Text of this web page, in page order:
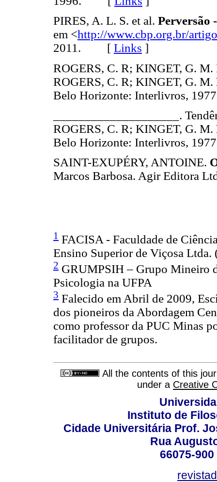
PIRES, A. L. S. et al. Perversão
em <http://www.cbp.org.br/
2011. [ Links ]
ROGERS, C. R; KINGET, G. M.
ROGERS, C. R; KINGET, G. M.
Belo Horizonte: Interlivros,
____________________.
ROGERS, C. R; KINGET, G. M.
Belo Horizonte: Interlivros,
SAINT-EXUPÉRY, ANTOINE.
Marcos Barbosa. Agir
1 FACISA - Faculdade de
Ensino Superior de Viçosa
2 GRUMPSIH – Grupo Mineiro
Psicologia na UFPA
3 Falecido em Abril de 2009,
dos pioneiros da Abordagem
como professor da PUC Minas
facilitador de grupos.
All the contents of this
under a Creative
Instituto de
Cidade Universitária Prof.
Rua
66075-